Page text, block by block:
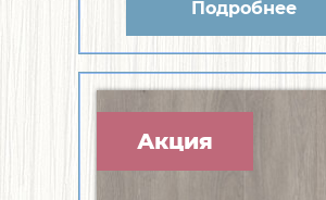
Подробнее
Акция